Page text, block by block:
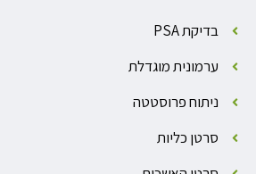
בדיקת PSA
ערמונית מוגדלת
ניתוח פרוסטטה
סרטן כליות